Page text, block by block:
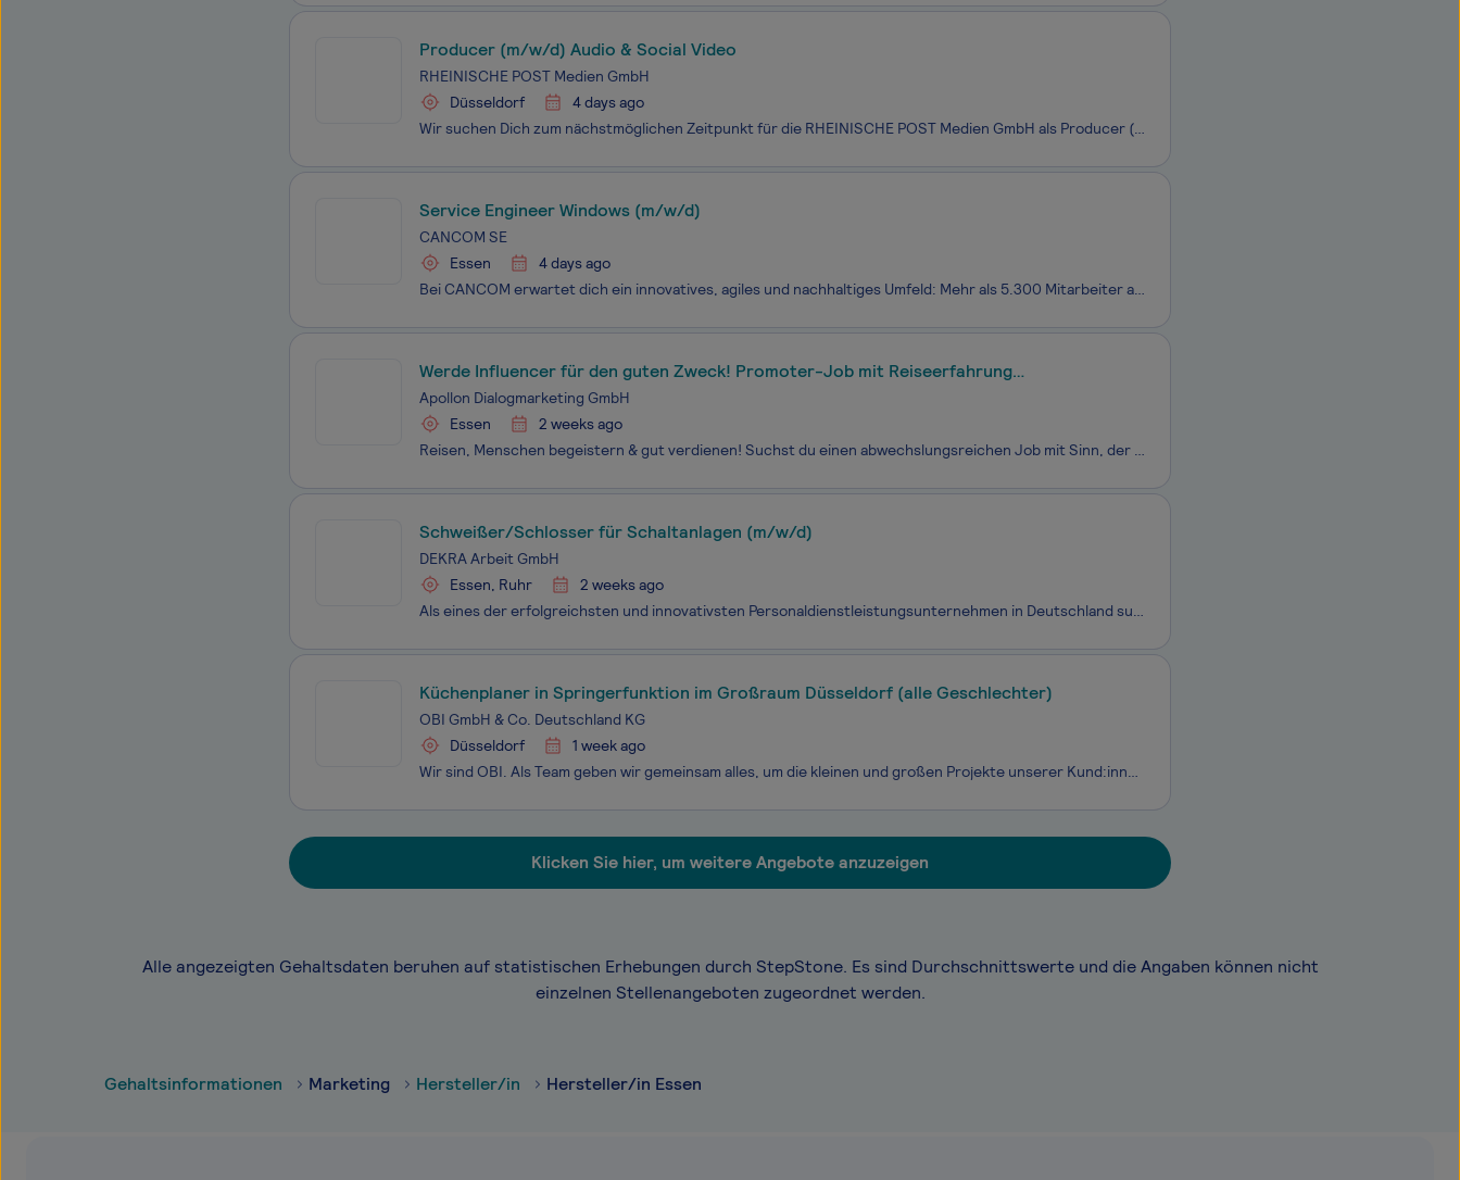
Producer (m/w/d) Audio & Social Video
RHEINISCHE POST Medien GmbH
Düsseldorf
4 days ago
Wir suchen Dich zum nächstmöglichen Zeitpunkt für die RHEINISCHE POST Medien GmbH als Producer (m/w/d) Audio & Social Video Als breit aufgestelltes Unternehmen gibt die Rheinische Post Mediengruppe zahlreiche gedruckte und digitale Medien heraus. Unsere mehr als 3.000 Mitarbeiter:innen arbeiten
Service Engineer Windows (m/w/d)
CANCOM SE
Essen
4 days ago
Bei CANCOM erwartet dich ein innovatives, agiles und nachhaltiges Umfeld: Mehr als 5.300 Mitarbeiter arbeiten tagtäglich daran, mit Hilfe moderner IT-Lösungen die Zusammenarbeit und den Austausch in verschiedenen Lebensbereichen zu verbessern. Du hast Lust ein Teil davon zu sein und den nächsten Kar
Werde Influencer für den guten Zweck! Promoter-Job mit Reiseerfahrung
(~3500€-5500€)
Apollon Dialogmarketing GmbH
Essen
2 weeks ago
Reisen, Menschen begeistern & gut verdienen! Suchst du einen abwechslungsreichen Job mit Sinn, der wirklich was bewegt?Du willst sofort starten, was Gutes tun, dabei gutes Geld verdienen und quer durchs Land reisen? Dann lies unbedingt weiter!
Schweißer/Schlosser für Schaltanlagen (m/w/d)
DEKRA Arbeit GmbH
Essen, Ruhr
2 weeks ago
Als eines der erfolgreichsten und innovativsten Personaldienstleistungsunternehmen in Deutschland suchen wir ab sofort für unseren renommierten Kunden in Ratingen einen Industriemechaniker (m/w/d) in Vollzeit. Die DEKRA Arbeit GmbH gehört als Teil der DEKRA SE zu den Top 6 Personaldienstleistern
Küchenplaner in Springerfunktion im Großraum Düsseldorf (alle Geschlechter)
OBI GmbH & Co. Deutschland KG
Düsseldorf
1 week ago
Wir sind OBI. Als Team geben wir gemeinsam alles, um die kleinen und großen Projekte unserer Kund:innen zu ermöglichen. Viele kluge Köpfe stehen dabei zusammen und erleben den ALLES MACHBAR Spirit. Sei auch du dabei!
Klicken Sie hier, um weitere Angebote anzuzeigen
Alle angezeigten Gehaltsdaten beruhen auf statistischen Erhebungen durch StepStone. Es sind Durchschnittswerte und die Angaben können nicht
einzelnen Stellenangeboten zugeordnet werden.
Gehaltsinformationen Marketing Hersteller/in Hersteller/in Essen